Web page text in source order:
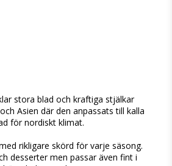
stora blad och kraftiga stjälkar
Asien där den anpassats till kalla
för nordiskt klimat.
rikligare skörd för varje säsong.
desserter men passar även fint i